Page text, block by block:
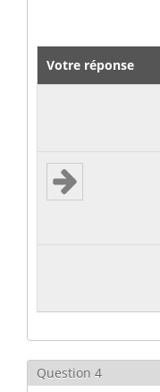
Votre réponse
Question 4